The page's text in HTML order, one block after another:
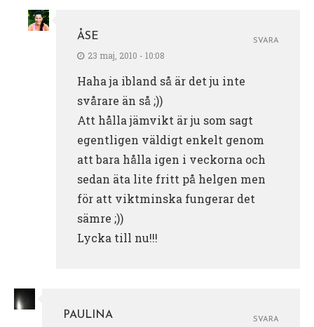
ÅSE
23 maj, 2010 - 10:08
Haha ja ibland så är det ju inte
svårare än så ;))
Att hålla jämvikt är ju som sagt
egentligen väldigt enkelt genom
att bara hålla igen i veckorna och
sedan äta lite fritt på helgen men
för att viktminska fungerar det
sämre ;))
Lycka till nu!!!
SVARA
PAULINA
SVARA